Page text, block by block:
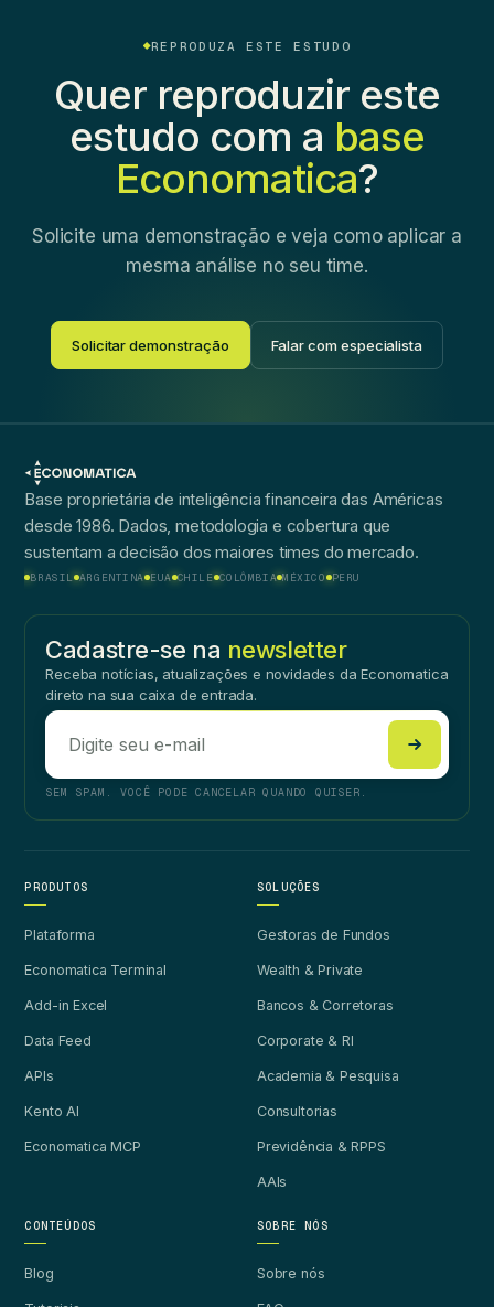
REPRODUZA ESTE ESTUDO
Quer reproduzir este
estudo com a base
Economatica?
Solicite uma demonstração e veja como aplicar a
mesma análise no seu time.
Solicitar demonstração Falar com especialista
Base proprietária de inteligência financeira das Américas
desde 1986. Dados, metodologia e cobertura que
sustentam a decisão dos maiores times do mercado.
BRASIL ARGENTINA EUA CHILE COLÔMBIA MÉXICO PERU
Cadastre-se na newsletter
Receba notícias, atualizações e novidades da Economatica
direto na sua caixa de entrada.
SEM SPAM. VOCÊ PODE CANCELAR QUANDO QUISER.
PRODUTOS
Plataforma
Economatica Terminal
Add-in Excel
Data Feed
APIs
Kento AI
Economatica MCP
SOLUÇÕES
Gestoras de Fundos
Wealth & Private
Bancos & Corretoras
Corporate & RI
Academia & Pesquisa
Consultorias
Previdência & RPPS
AAIs
CONTEÚDOS
Blog
SOBRE NÓS
Sobre nós